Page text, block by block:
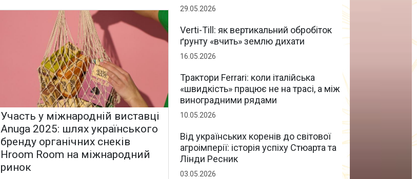
29.05.2026
Verti-Till: як вертикальний обробіток
ґрунту «вчить» землю дихати
16.05.2026
Трактори Ferrari: коли італійська
«швидкість» працює не на трасі, а між
виноградними рядами
10.05.2026
Від українських коренів до світової
агроімперії: історія успіху Стюарта та
Лінди Ресник
03.05.2026
Участь у міжнародній виставці
Anuga 2025: шлях українського
бренду органічних снеків
Hroom Room на міжнародний
ринок